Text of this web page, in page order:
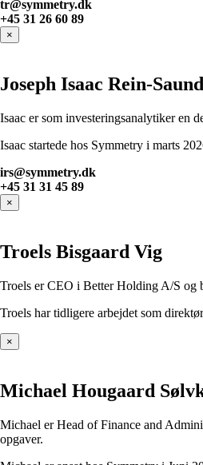
tr@symmetry.dk
+45 31 26 60 89
×
Joseph Isaac Rein-
Isaac er som investeringsanalytiker en
Isaac startede hos Symmetry i marts
irs@symmetry.dk
+45 31 31 45 89
×
Troels Bisgaard Vig
Troels er CEO i Better Holding A/S og
Troels har tidligere arbejdet som
×
Michael Hougaard
Michael er Head of Finance and
opgaver.